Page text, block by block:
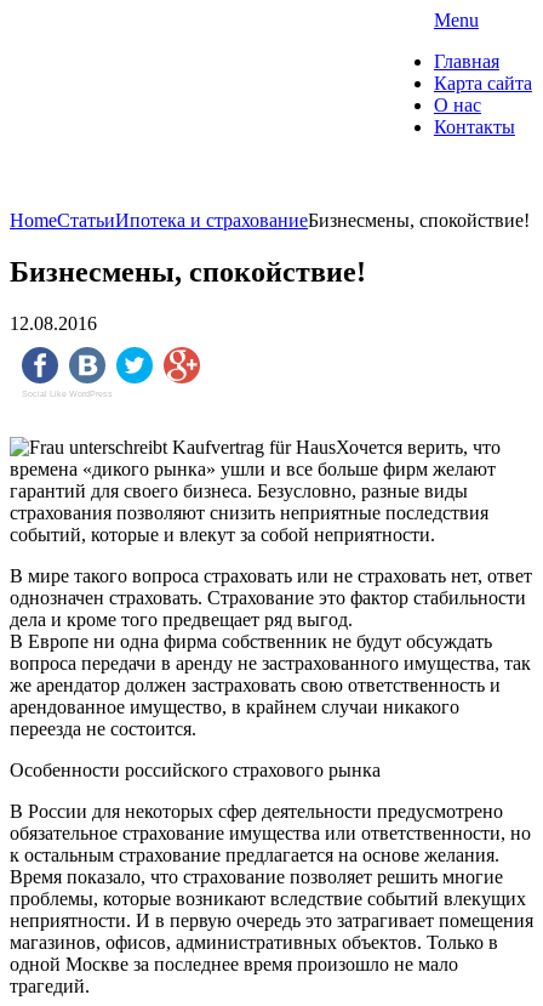
Menu
Главная
Карта сайта
О нас
Контакты
HomeСтатьиИпотека и страхованиеБизнесмены, спокойствие!
Бизнесмены, спокойствие!
12.08.2016
Social Like WordPress
Хочется верить, что
времена «дикого рынка» ушли и все больше фирм желают
гарантий для своего бизнеса. Безусловно, разные виды
страхования позволяют снизить неприятные последствия
событий, которые и влекут за собой неприятности.
В мире такого вопроса страховать или не страховать нет, ответ
однозначен страховать. Страхование это фактор стабильности
дела и кроме того предвещает ряд выгод.
В Европе ни одна фирма собственник не будут обсуждать
вопроса передачи в аренду не застрахованного имущества, так
же арендатор должен застраховать свою ответственность и
арендованное имущество, в крайнем случаи никакого
переезда не состоится.
Особенности российского страхового рынка
В России для некоторых сфер деятельности предусмотрено
обязательное страхование имущества или ответственности, но
к остальным страхование предлагается на основе желания.
Время показало, что страхование позволяет решить многие
проблемы, которые возникают вследствие событий влекущих
неприятности. И в первую очередь это затрагивает помещения
магазинов, офисов, административных объектов. Только в
одной Москве за последнее время произошло не мало
трагедий.